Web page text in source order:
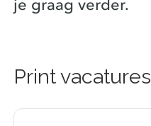
je graag verder.
Print vacatures